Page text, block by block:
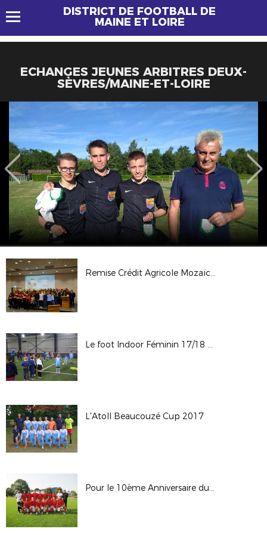
DISTRICT DE FOOTBALL DE
MAINE ET LOIRE
ECHANGES JEUNES ARBITRES DEUX-
SÈVRES/MAINE-ET-LOIRE
Remise Crédit Agricole Mozaïc Foot Challenge - 24.11.2017
Le foot Indoor Féminin 17/18 ACTE 1
L'Atoll Beaucouzé Cup 2017
Pour le 10ème Anniversaire du Tournoi « Tous le Même But », Saumur OFC inscrit son nom au palmarès !!!